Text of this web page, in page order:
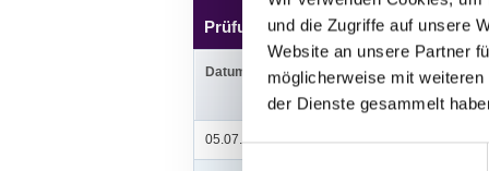
und die Zugriffe auf unsere
Website an unsere Partner
möglicherweise mit
der Dienste gesammelt
Prüfungen
Datum Prüfung
05.07.2025 (v) 1. Dressurpferdeprfg. Kl.A